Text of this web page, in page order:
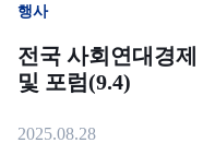
행사
전국 사회연대경
및 포럼(9.4)
2025.08.28